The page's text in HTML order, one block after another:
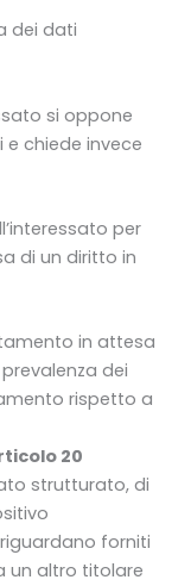
dei dati
si oppone
chiede invece
per
di un diritto in
in attesa
dei
rispetto a
20
strutturato, di
forniti
un altro titolare